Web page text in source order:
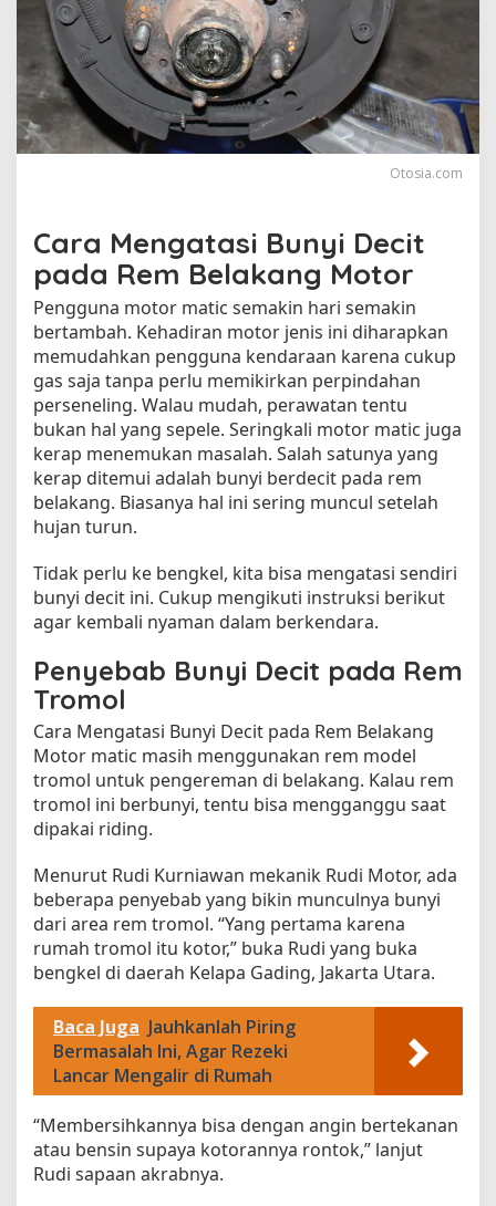
a
n
g
k
a
B
D
e
i
t
d
i
R
e
m
B
e
a
n
g
o
r
S
e
t
a
h
H
u
j
a
n
Otosia.com
Cara Mengatasi Bunyi Decit
pada Rem Belakang Motor
Pengguna motor matic semakin hari semakin
bertambah. Kehadiran motor jenis ini diharapkan
memudahkan pengguna kendaraan karena cukup
gas saja tanpa perlu memikirkan perpindahan
perseneling. Walau mudah, perawatan tentu
bukan hal yang sepele. Seringkali motor matic juga
kerap menemukan masalah. Salah satunya yang
kerap ditemui adalah bunyi berdecit pada rem
belakang. Biasanya hal ini sering muncul setelah
hujan turun.
Tidak perlu ke bengkel, kita bisa mengatasi sendiri
bunyi decit ini. Cukup mengikuti instruksi berikut
agar kembali nyaman dalam berkendara.
Penyebab Bunyi Decit pada Rem
Tromol
Cara Mengatasi Bunyi Decit pada Rem Belakang
Motor matic masih menggunakan rem model
tromol untuk pengereman di belakang. Kalau rem
tromol ini berbunyi, tentu bisa mengganggu saat
dipakai riding.
Menurut Rudi Kurniawan mekanik Rudi Motor, ada
beberapa penyebab yang bikin munculnya bunyi
dari area rem tromol. “Yang pertama karena
rumah tromol itu kotor,” buka Rudi yang buka
bengkel di daerah Kelapa Gading, Jakarta Utara.
Baca Juga Jauhkanlah Piring
Bermasalah Ini, Agar Rezeki
Lancar Mengalir di Rumah
“Membersihkannya bisa dengan angin bertekanan
atau bensin supaya kotorannya rontok,” lanjut
Rudi sapaan akrabnya.